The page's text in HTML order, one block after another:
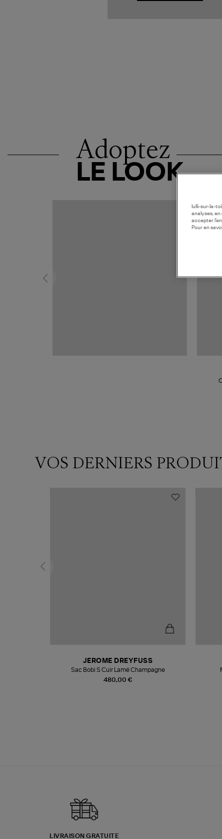
Adoptez
LE LOOK
MADE
VOS DERNIERS
480,00 €
JEROME DREYFUSS
Sac Bobi S Cuir Lamé Champagne
LIVRAISON GRATUITE
lulli-sur-la-
analyses, en
accepter
Pour en